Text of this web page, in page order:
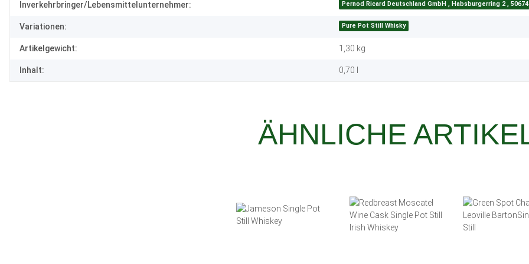
Inverkehrbringer/Lebensmittelunternehmer: Pernod Ricard Deutschland GmbH , Habsburgerring 2 ,
Variationen: Pure Pot Still Whisky
Artikelgewicht: 1,30 kg
Inhalt: 0,70 l
ÄHNLICHE